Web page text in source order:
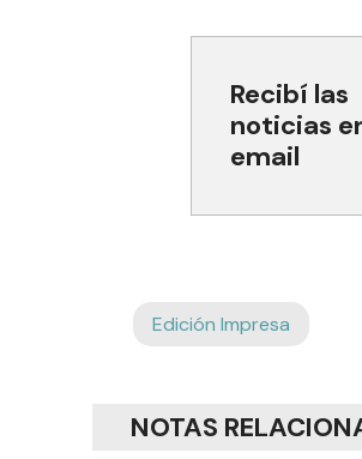
Recibí las
noticias
email
Edición Impresa
NOTAS